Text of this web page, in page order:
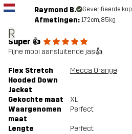
R
Raymond B. Geverifieerde
Afmetingen: 172cm, 85kg
Super 👍
Fijne mooi aansluitende jas👍
Flex Stretch
Hooded Down
Jacket
Mecca Orange
Gekochte maat
XL
Waargenomen
maat
Perfect
Lengte Perfect